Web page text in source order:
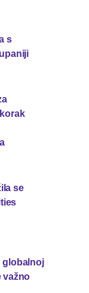
s
se
globalnoj
važno